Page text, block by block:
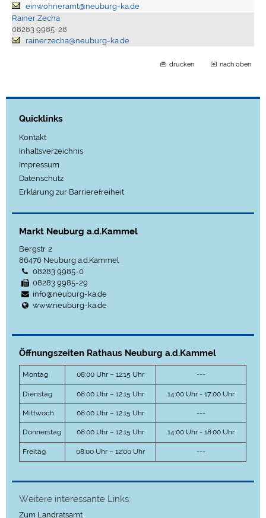
einwohneramt@neuburg-ka.de
Rainer Zecha
08283 9985-28
rainer.zecha@neuburg-ka.de
drucken nach oben
Quicklinks
Kontakt
Inhaltsverzeichnis
Impressum
Datenschutz
Erklärung zur Barrierefreiheit
Markt Neuburg a.d.Kammel
Bergstr. 2
86476 Neuburg a.d.Kammel
08283 9985-0
08283 9985-29
info@neuburg-ka.de
www.neuburg-ka.de
Öffnungszeiten Rathaus Neuburg a.d.Kammel
Montag 08:00 Uhr – 12:15 Uhr ---
Dienstag 08:00 Uhr – 12:15 Uhr 14:00 Uhr - 17:00 Uhr
Mittwoch 08:00 Uhr – 12:15 Uhr ---
Donnerstag 08:00 Uhr – 12:15 Uhr 14:00 Uhr - 18:00 Uhr
Freitag 08:00 Uhr – 12:00 Uhr ---
Weitere interessante Links:
Zum Landratsamt